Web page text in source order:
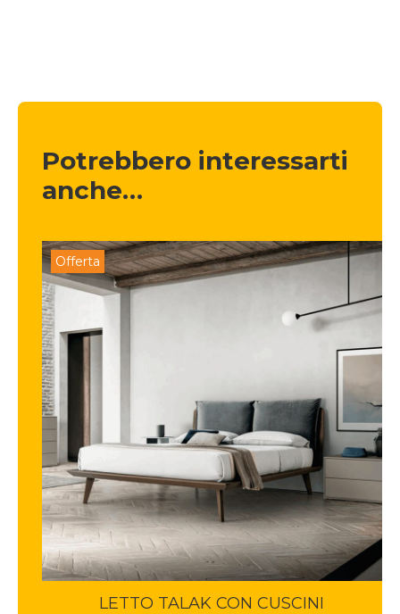
Potrebbero interessarti
anche…
Offerta
LETTO TALAK CON CUSCINI